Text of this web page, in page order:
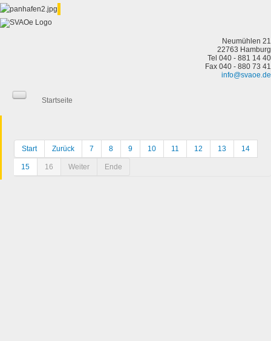
Neumühlen 21
22763 Hamburg
Tel 040 - 881 14 40
Fax 040 - 880 73 41
info@svaoe.de
Startseite
Start Zurück 7 8 9 10 11 12 13 14
15 16 Weiter Ende